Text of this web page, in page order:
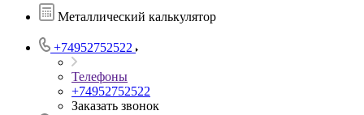
Металлический калькулятор
+74952752522
Телефоны
+74952752522
Заказать звонок